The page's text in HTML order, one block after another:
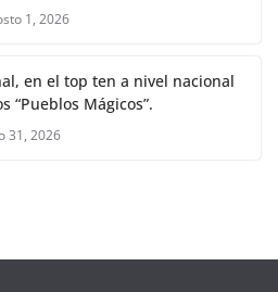
1, 2026
en el top ten a nivel nacional
“Pueblos Mágicos”.
31, 2026